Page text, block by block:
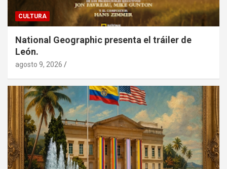
CULTURA
National Geographic presenta el tráiler de
León.
agosto 9, 2026